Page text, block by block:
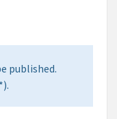
published.